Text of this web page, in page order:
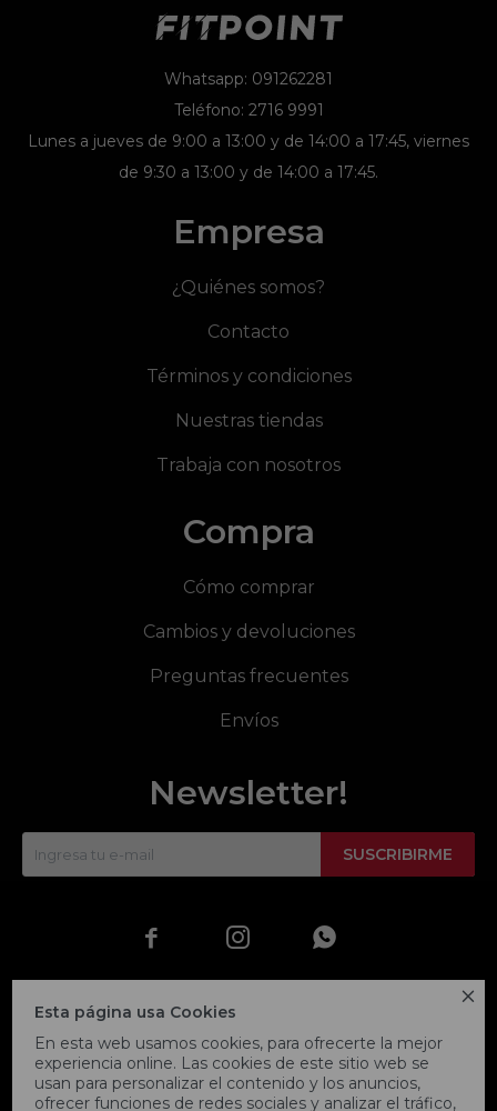

Esta página usa Cookies
En esta web usamos cookies, para ofrecerte la mejor
experiencia online. Las cookies de este sitio web se
usan para personalizar el contenido y los anuncios,
ofrecer funciones de redes sociales y analizar el tráfico,
Whatsapp: 091262281
Teléfono: 2716 9991
Lunes a jueves de 9:00 a 13:00 y de 14:00 a 17:45, viernes
de 9:30 a 13:00 y de 14:00 a 17:45.
Empresa
¿Quiénes somos?
Contacto
Términos y condiciones
Nuestras tiendas
Trabaja con nosotros
Compra
Cómo comprar
Cambios y devoluciones
Preguntas frecuentes
Envíos
Newsletter!
SUSCRIBIRME
  